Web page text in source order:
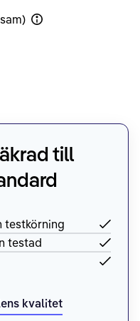
till
testkörning
testad
kvalitet